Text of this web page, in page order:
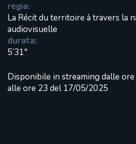
regia:
La Récit du territoire à travers la
audiovisuelle
durata:
5’31"
Disponibile in streaming dalle
alle ore 23 del 17/05/2025